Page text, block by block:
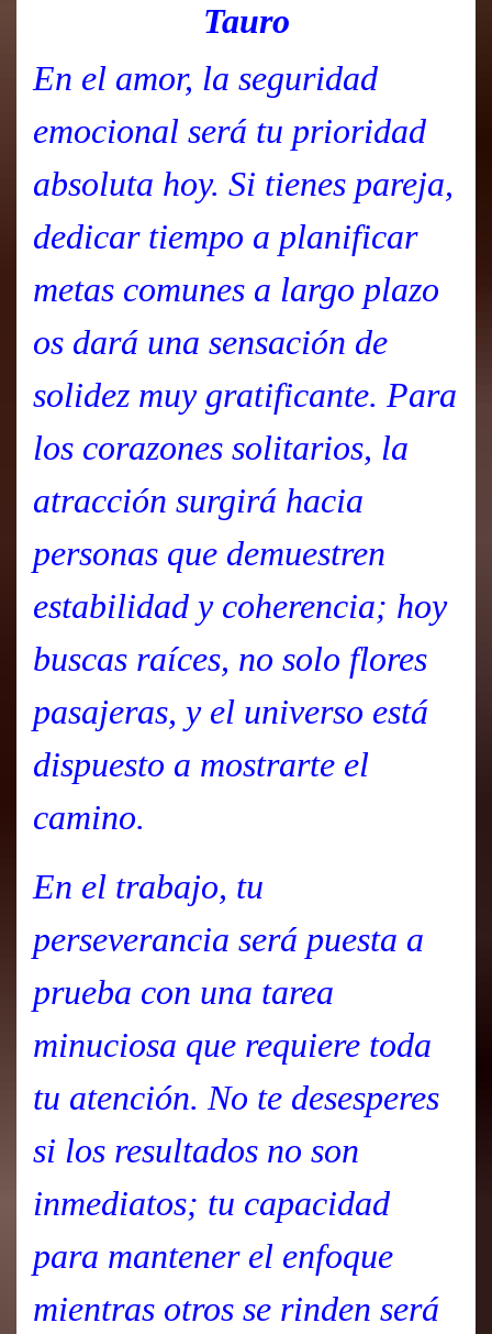
Tauro
En el amor, la seguridad
emocional será tu prioridad
absoluta hoy. Si tienes pareja,
dedicar tiempo a planificar
metas comunes a largo plazo
os dará una sensación de
solidez muy gratificante. Para
los corazones solitarios, la
atracción surgirá hacia
personas que demuestren
estabilidad y coherencia; hoy
buscas raíces, no solo flores
pasajeras, y el universo está
dispuesto a mostrarte el
camino.
En el trabajo, tu
perseverancia será puesta a
prueba con una tarea
minuciosa que requiere toda
tu atención. No te desesperes
si los resultados no son
inmediatos; tu capacidad
para mantener el enfoque
mientras otros se rinden será